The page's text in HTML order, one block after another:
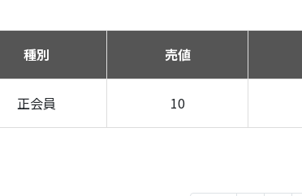
種別 売値
正会員 10